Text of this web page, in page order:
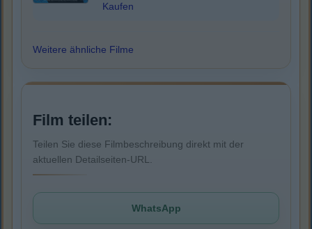
Kaufen
Weitere ähnliche Filme
Film teilen:
Teilen Sie diese Filmbeschreibung direkt mit der
aktuellen Detailseiten-URL.
WhatsApp